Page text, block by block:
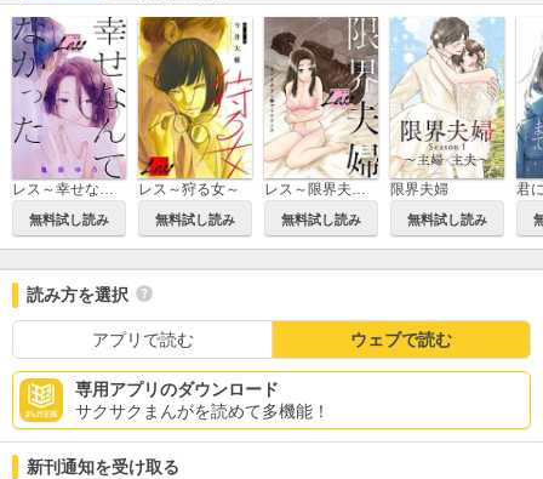
レス～幸せなんてなかった～
無料試し読み
レス～狩る女～
無料試し読み
レス～限界夫婦～
無料試し読み
限界夫婦
無料試し読み
読み方を選択
アプリで読む ウェブで読む
専用アプリのダウンロード
サクサクまんがを読めて多機能！
新刊通知を受け取る